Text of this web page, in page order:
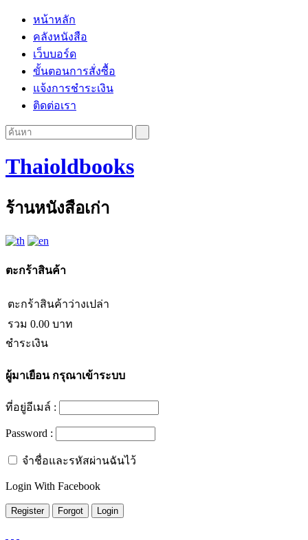
หน้าหลัก
คลังหนังสือ
เว็บบอร์ด
ขั้นตอนการสั่งซื้อ
แจ้งการชำระเงิน
ติดต่อเรา
Thaioldbooks
ร้านหนังสือเก่า
ตะกร้าสินค้า
ตะกร้าสินค้าว่างเปล่า
รวม 0.00 บาท
ชำระเงิน
ผู้มาเยือนกรุณาเข้าระบบ
ที่อยู่อีเมล์ :
Password :
จำชื่อและรหัสผ่านฉันไว้
Login With Facebook